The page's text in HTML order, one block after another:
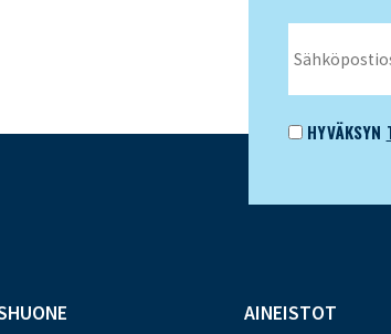
HYVÄKSYN
AINEISTOT